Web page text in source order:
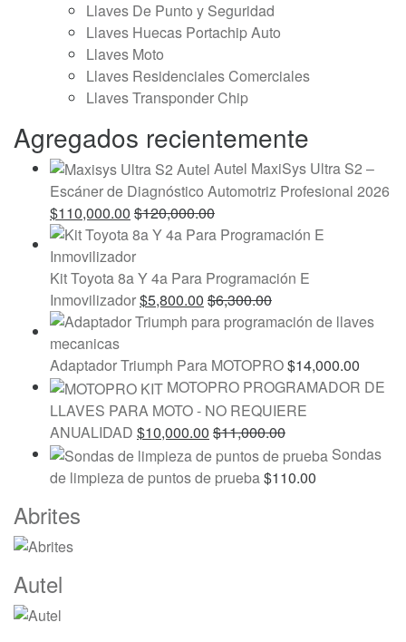
Llaves De Punto y Seguridad
Llaves Huecas Portachip Auto
Llaves Moto
Llaves Residenciales Comerciales
Llaves Transponder Chip
Agregados recientemente
Autel MaxiSys Ultra S2 –
Escáner de Diagnóstico Automotriz Profesional 2026
$110,000.00 $120,000.00
Kit Toyota 8a Y 4a Para Programación E
Inmovilizador$5,800.00 $6,300.00
Adaptador Triumph Para MOTOPRO$14,000.00
MOTOPRO PROGRAMADOR DE
LLAVES PARA MOTO - NO REQUIERE
ANUALIDAD $10,000.00 $11,000.00
Sondas
de limpieza de puntos de prueba$110.00
Marcas
De
Carrusel
Abrites
Autel